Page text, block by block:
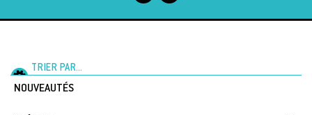
TRIER PAR...
NOUVEAUTÉS